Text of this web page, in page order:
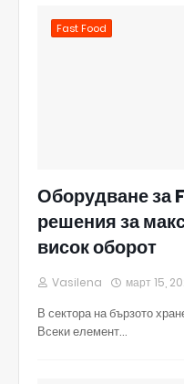
Fast Food
Оборудване за
решения за
висок оборот
Vasilena март 15,
В сектора на бързото
Всеки елемент…